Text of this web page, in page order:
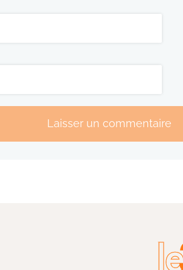
Laisser un commentaire